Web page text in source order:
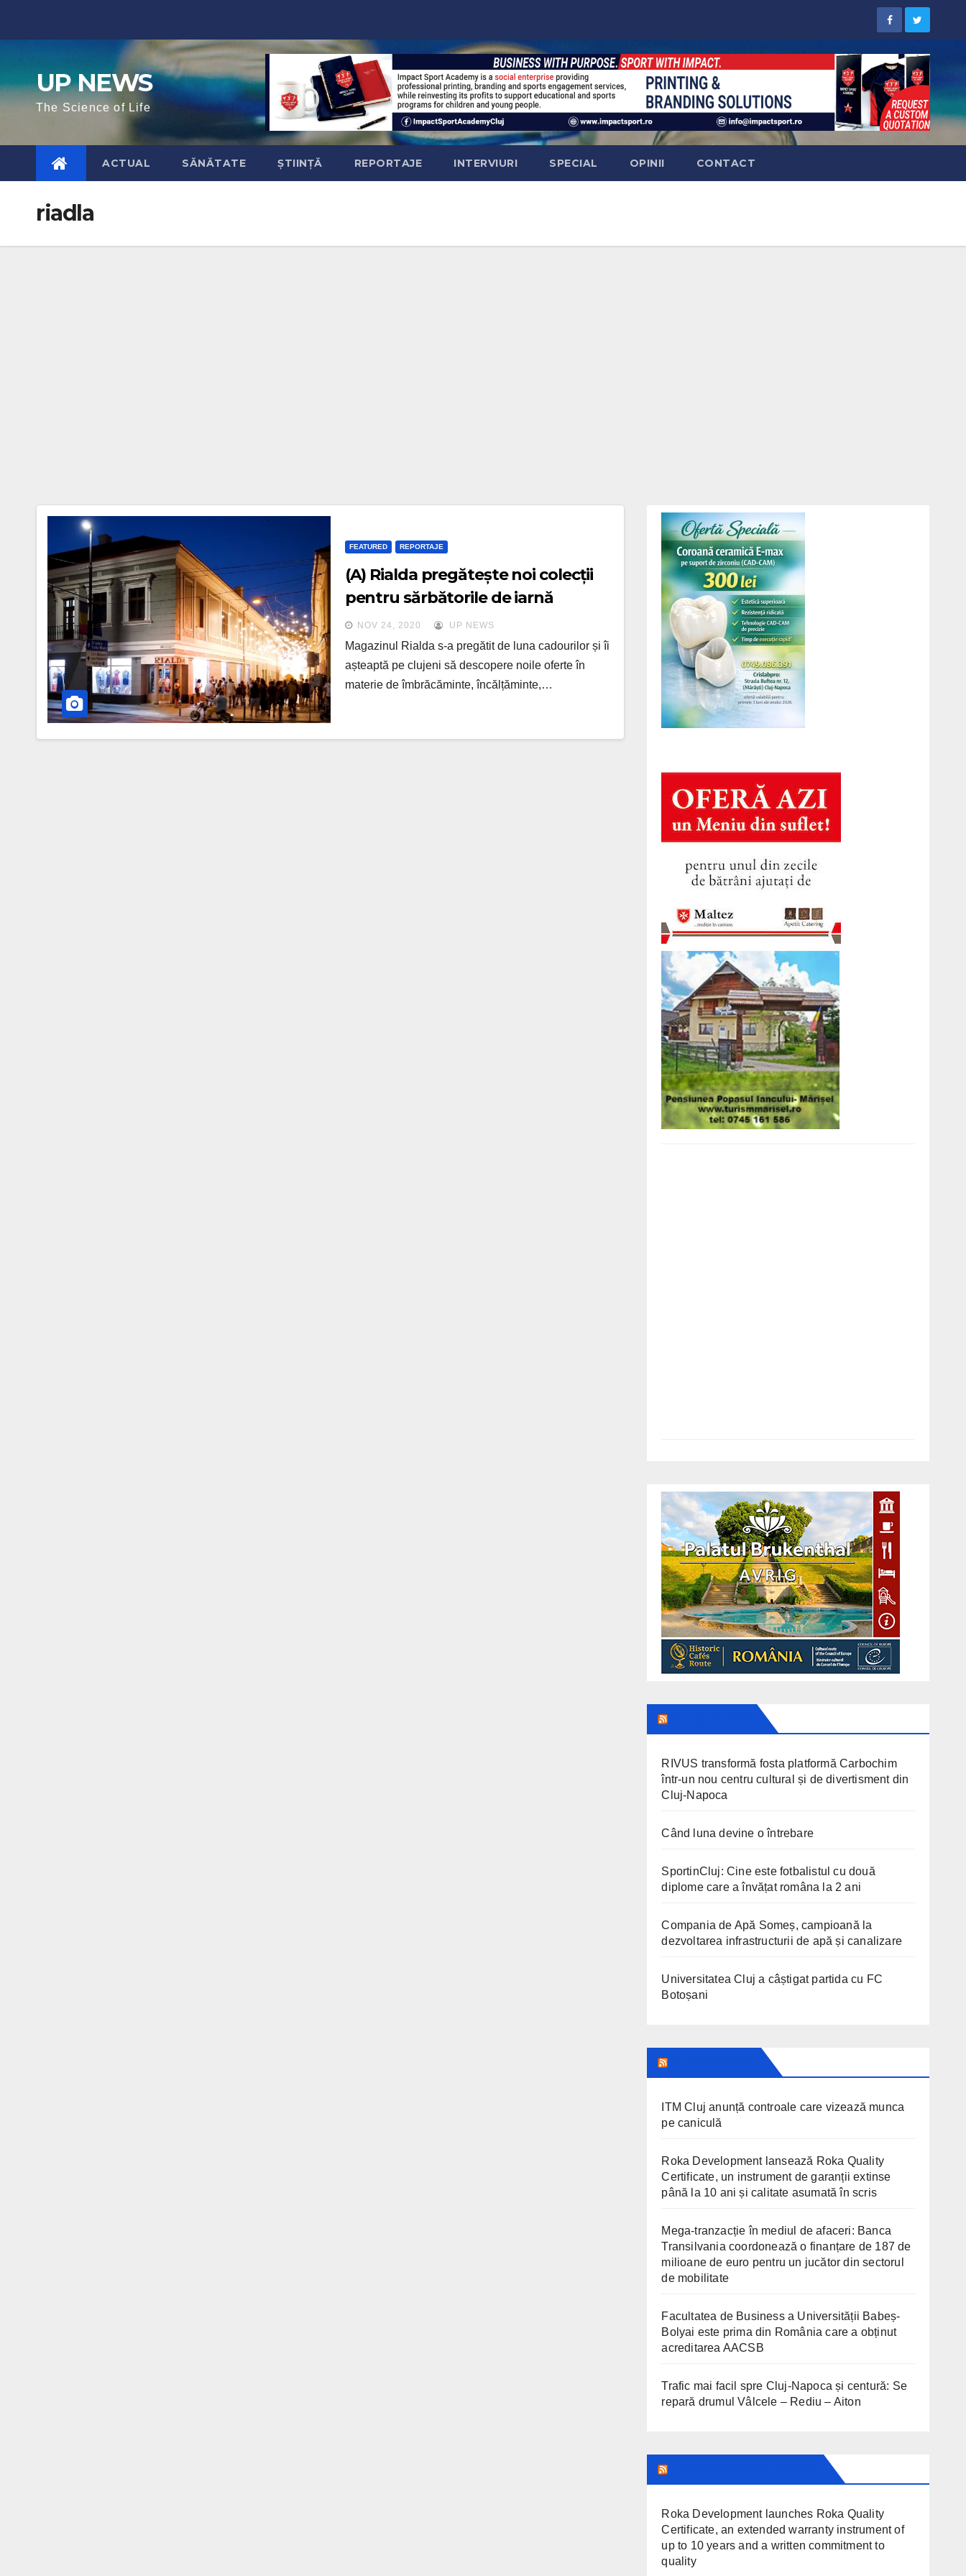
UP NEWS
The Science of Life
ACTUAL SĂNĂTATE ȘTIINȚĂ REPORTAJE INTERVIURI SPECIAL OPINII CONTACT
riadla
FEATURED REPORTAJE
(A) Rialda pregătește noi colecții
pentru sărbătorile de iarnă
NOV 24, 2020 UP NEWS
Magazinul Rialda s-a pregătit de luna cadourilor și îi
așteaptă pe clujeni să descopere noile oferte în
materie de îmbrăcăminte, încălțăminte,…
RIVUS transformă fosta platformă Carbochim
într-un nou centru cultural și de divertisment din
Cluj-Napoca
Când luna devine o întrebare
SportinCluj: Cine este fotbalistul cu două
diplome care a învățat româna la 2 ani
Compania de Apă Someș, campioană la
dezvoltarea infrastructurii de apă și canalizare
Universitatea Cluj a câștigat partida cu FC
Botoșani
ITM Cluj anunță controale care vizează munca
pe caniculă
Roka Development lansează Roka Quality
Certificate, un instrument de garanții extinse
până la 10 ani și calitate asumată în scris
Mega-tranzacție în mediul de afaceri: Banca
Transilvania coordonează o finanțare de 187 de
milioane de euro pentru un jucător din sectorul
de mobilitate
Facultatea de Business a Universității Babeș-
Bolyai este prima din România care a obținut
acreditarea AACSB
Trafic mai facil spre Cluj-Napoca și centură: Se
repară drumul Vâlcele – Rediu – Aiton
Roka Development launches Roka Quality
Certificate, an extended warranty instrument of
up to 10 years and a written commitment to
quality